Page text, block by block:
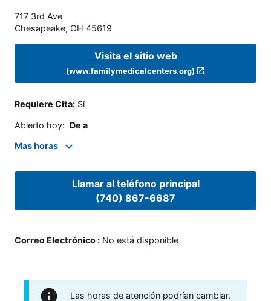
717 3rd Ave
Chesapeake, OH 45619
Visita el sitio web
(www.familymedicalcenters.org)
Requiere Cita: Sí
Abierto hoy: De a
Mas horas
Llamar al teléfono principal
(740) 867-6687
Correo Electrónico : No está disponible
Las horas de atención podrían cambiar.